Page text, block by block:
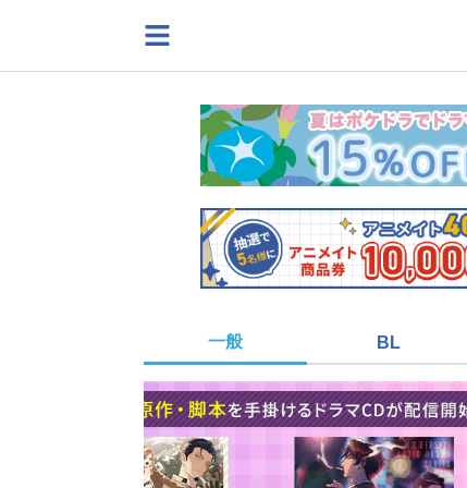
一般 BL